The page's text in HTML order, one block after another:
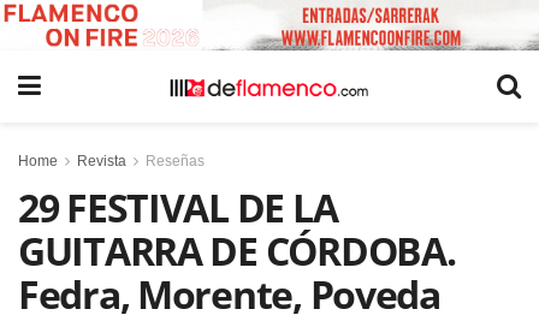
Home Revista Reseñas
29 FESTIVAL DE LA
GUITARRA DE CÓRDOBA.
Fedra, Morente, Poveda